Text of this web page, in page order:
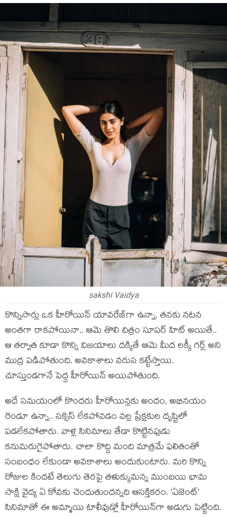
sakshi Vaidya
కొన్నిసార్లు ఒక హీరోయిన్ యావరేజ్‌గా ఉన్నా, తనకు నటన
అంతగా రాకపోయినా.. ఆమె తొలి చిత్రం సూపర్ హిట్ అయితే..
ఆ తర్వాత కూడా కొన్ని విజయాలు దక్కితే ఆమె మీద లక్కీ గర్ల్ అని
ముద్ర పడిపోతుంది. అవకాశాలు వరుస కట్టేస్తాయి.
చూస్తుండగానే పెద్ద హీరోయిన్ అయిపోతుంది.
అదే సమయంలో కొందరు హీరోయిన్లకు అందం, అభినయం
రెండూ ఉన్నా.. సక్సెస్ లేకపోవడం వల్ల ప్రేక్షకుల దృష్టిలో
పడలేకపోతారు. వాళ్ల సినిమాలు తేడా కొట్టినపుడు
కనుమరుగైపోతారు. చాలా కొద్ది మంది మాత్రమే ఫలితంతో
సంబంధం లేకుండా అవకాశాలు అందుకుంటారు. మరి కొన్ని
రోజుల కిందటే తెలుగు తెరపై తళుక్కుమన్న ముంబయి భామ
సాక్షి వైద్య ఏ కోవకు చెందుతుందన్నది ఆసక్తికరం. ‘ఏజెంట్’
సినిమాతో ఈ అమ్మాయి టాలీవుడ్లో హీరోయిన్‌గా అడుగు పెట్టింది.